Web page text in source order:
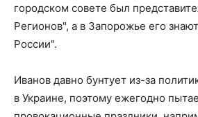
городском совете был
Регионов", а в Запорожье его
России".
Иванов давно бунтует из-за
в Украине, поэтому ежегодно